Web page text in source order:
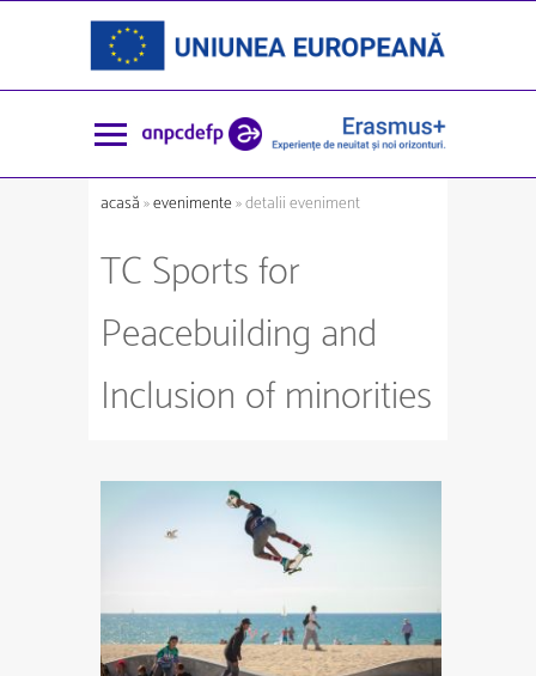
acasă»evenimente» detalii eveniment
TC Sports for
Peacebuilding and
Inclusion of minorities